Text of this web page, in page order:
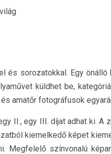
és sorozatokkal. Egy
küldhet be,
amatőr fotográfusok
II., egy III. díjat adhat ki. A
kiemelkedő képet
Megfelelő színvonalú